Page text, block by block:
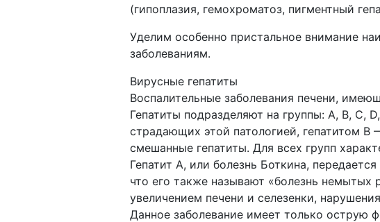
(гипоплазия, гемохроматоз, пигментный
Уделим особенно пристальное внимание
заболеваниям.
Вирусные гепатиты
Воспалительные заболевания печени,
Гепатиты подразделяют на группы: А, В, С,
страдающих этой патологией, гепатитом В
смешанные гепатиты. Для всех групп
Гепатит А, или болезнь Боткина,
что его также называют «болезнь немытых
увеличением печени и селезенки,
Данное заболевание имеет только острую